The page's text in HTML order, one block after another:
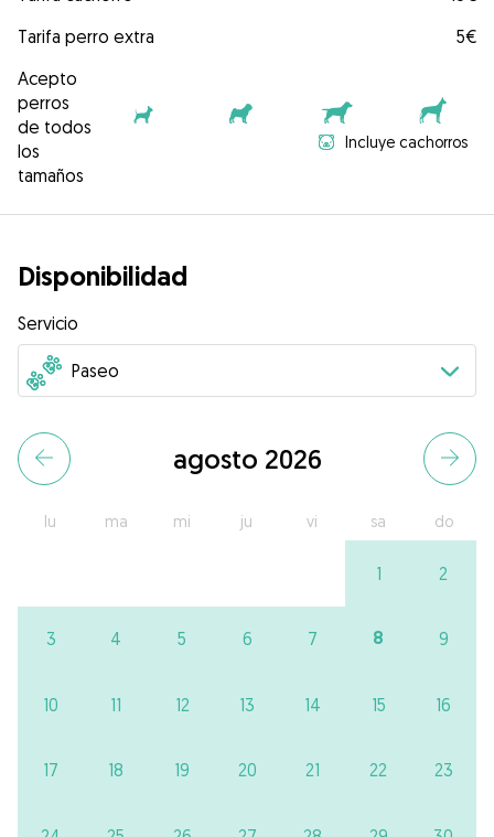
Tarifa perro extra
5€
Acepto
perros
de todos
los
tamaños
Incluye cachorros
Disponibilidad
Servicio
agosto 2026
lu ma mi ju vi sa do
1 2
3 4 5 6 7 8 9
10 11 12 13 14 15 16
17 18 19 20 21 22 23